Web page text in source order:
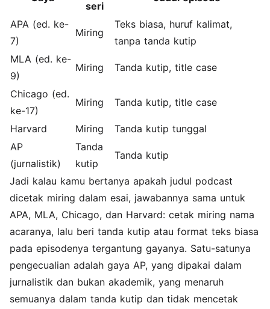
seri
APA (ed. ke-
7)
Miring
Teks biasa, huruf kalimat,
tanpa tanda kutip
MLA (ed. ke-
9)
Miring Tanda kutip, title case
Chicago (ed.
ke-17)
Miring Tanda kutip, title case
Harvard Miring
Tanda kutip tunggal
AP
(jurnalistik)
Tanda
kutip
Tanda kutip
Jadi kalau kamu bertanya apakah judul podcast
dicetak miring dalam esai, jawabannya sama untuk
APA, MLA, Chicago, dan Harvard: cetak miring nama
acaranya, lalu beri tanda kutip atau format teks biasa
pada episodenya tergantung gayanya. Satu-satunya
pengecualian adalah gaya AP, yang dipakai dalam
jurnalistik dan bukan akademik, yang menaruh
semuanya dalam tanda kutip dan tidak mencetak